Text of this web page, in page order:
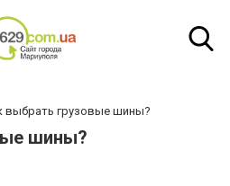
выбрать грузовые шины?
шины?